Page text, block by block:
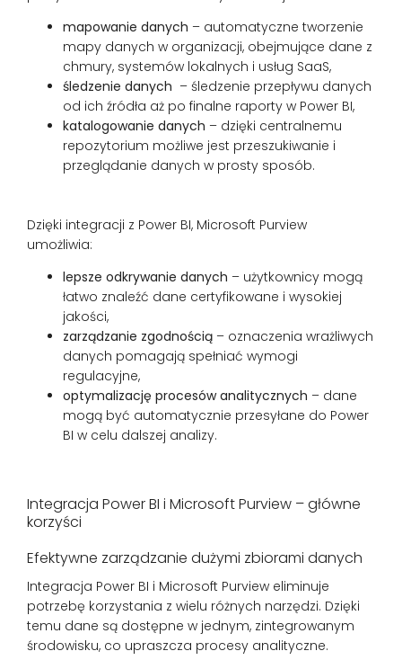
mapowanie danych – automatyczne tworzenie
mapy danych w organizacji, obejmujące dane z
chmury, systemów lokalnych i usług SaaS,
śledzenie danych – śledzenie przepływu danych
od ich źródła aż po finalne raporty w Power BI,
katalogowanie danych – dzięki centralnemu
repozytorium możliwe jest przeszukiwanie i
przeglądanie danych w prosty sposób.
Dzięki integracji z Power BI, Microsoft Purview
umożliwia:
lepsze odkrywanie danych – użytkownicy mogą
łatwo znaleźć dane certyfikowane i wysokiej
jakości,
zarządzanie zgodnością – oznaczenia wrażliwych
danych pomagają spełniać wymogi
regulacyjne,
optymalizację procesów analitycznych – dane
mogą być automatycznie przesyłane do Power
BI w celu dalszej analizy.
Integracja Power BI i Microsoft Purview – główne
korzyści
Efektywne zarządzanie dużymi zbiorami danych
Integracja Power BI i Microsoft Purview eliminuje
potrzebę korzystania z wielu różnych narzędzi. Dzięki
temu dane są dostępne w jednym, zintegrowanym
środowisku, co upraszcza procesy analityczne.